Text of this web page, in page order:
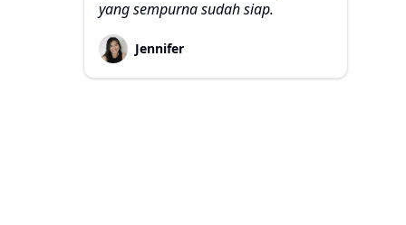
yang sempurna sudah siap.
Jennifer